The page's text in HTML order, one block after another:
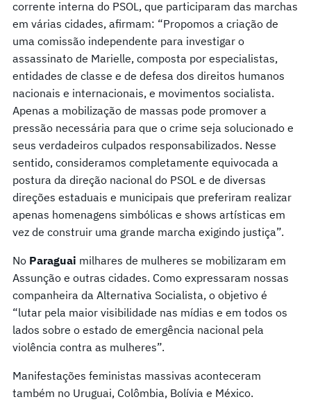
corrente interna do PSOL, que participaram das marchas
em várias cidades, afirmam: “Propomos a criação de
uma comissão independente para investigar o
assassinato de Marielle, composta por especialistas,
entidades de classe e de defesa dos direitos humanos
nacionais e internacionais, e movimentos socialista.
Apenas a mobilização de massas pode promover a
pressão necessária para que o crime seja solucionado e
seus verdadeiros culpados responsabilizados. Nesse
sentido, consideramos completamente equivocada a
postura da direção nacional do PSOL e de diversas
direções estaduais e municipais que preferiram realizar
apenas homenagens simbólicas e shows artísticas em
vez de construir uma grande marcha exigindo justiça”.
No Paraguai milhares de mulheres se mobilizaram em
Assunção e outras cidades. Como expressaram nossas
companheira da Alternativa Socialista, o objetivo é
“lutar pela maior visibilidade nas mídias e em todos os
lados sobre o estado de emergência nacional pela
violência contra as mulheres”.
Manifestações feministas massivas aconteceram
também no Uruguai, Colômbia, Bolívia e México.